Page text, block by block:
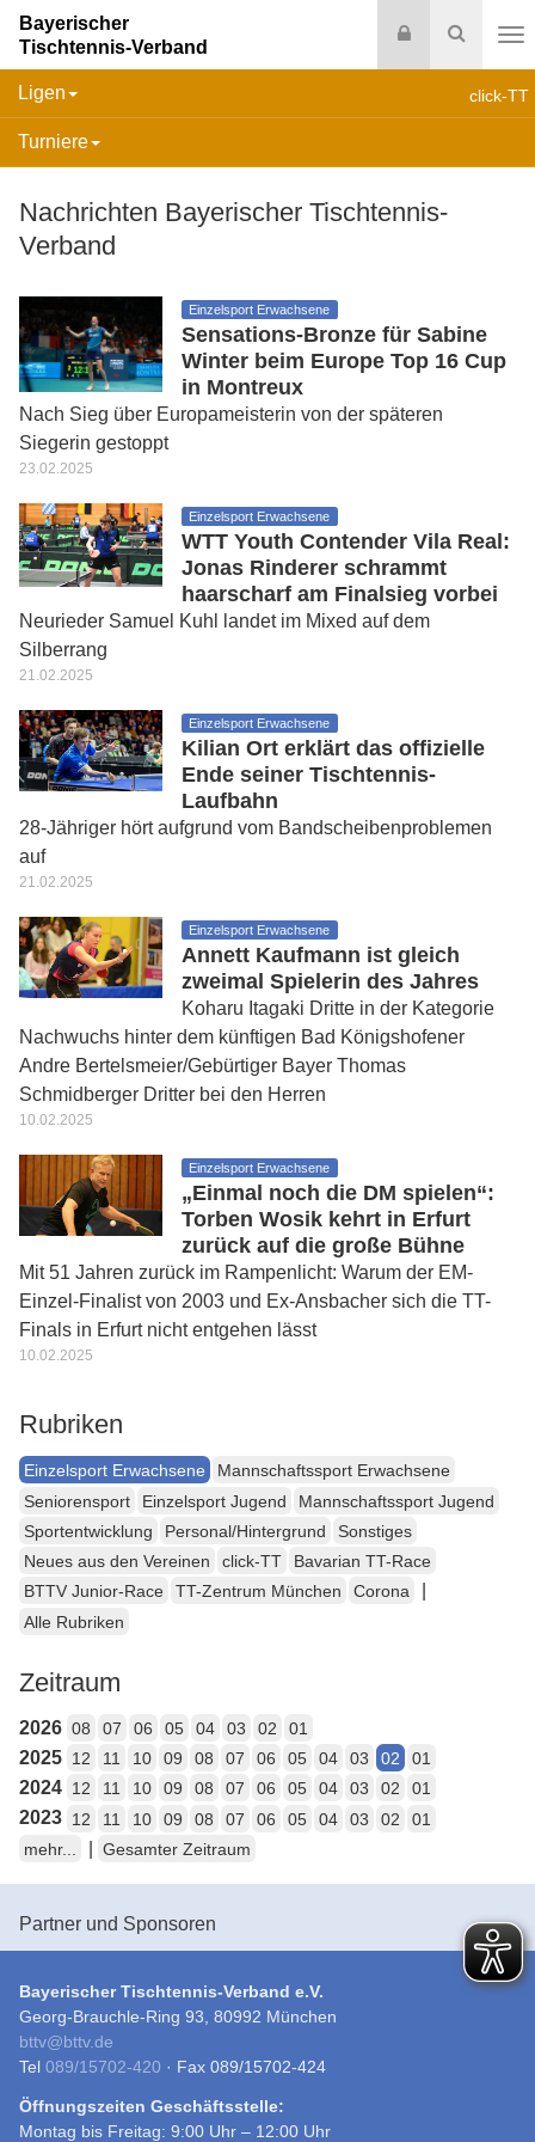
Suche
Login
Bayerischer
Tischtennis-Verband
click-TT
Ligen
Turniere
Nachrichten Bayerischer Tischtennis-
Verband
Einzelsport Erwachsene
Sensations-Bronze für Sabine
Winter beim Europe Top 16 Cup
in Montreux
Nach Sieg über Europameisterin von der späteren
Siegerin gestoppt
23.02.2025
Einzelsport Erwachsene
WTT Youth Contender Vila Real:
Jonas Rinderer schrammt
haarscharf am Finalsieg vorbei
Neurieder Samuel Kuhl landet im Mixed auf dem
Silberrang
21.02.2025
Einzelsport Erwachsene
Kilian Ort erklärt das offizielle
Ende seiner Tischtennis-
Laufbahn
28-Jähriger hört aufgrund vom Bandscheibenproblemen
auf
21.02.2025
Einzelsport Erwachsene
Annett Kaufmann ist gleich
zweimal Spielerin des Jahres
Koharu Itagaki Dritte in der Kategorie
Nachwuchs hinter dem künftigen Bad Königshofener
Andre Bertelsmeier/Gebürtiger Bayer Thomas
Schmidberger Dritter bei den Herren
10.02.2025
Einzelsport Erwachsene
„Einmal noch die DM spielen“:
Torben Wosik kehrt in Erfurt
zurück auf die große Bühne
Mit 51 Jahren zurück im Rampenlicht: Warum der EM-
Einzel-Finalist von 2003 und Ex-Ansbacher sich die TT-
Finals in Erfurt nicht entgehen lässt
10.02.2025
Rubriken
Einzelsport Erwachsene
Mannschaftssport Erwachsene
Seniorensport
Einzelsport Jugend
Mannschaftssport Jugend
Sportentwicklung
Personal/Hintergrund
Sonstiges
Neues aus den Vereinen
click-TT
Bavarian TT-Race
BTTV Junior-Race
TT-Zentrum München Corona
Alle Rubriken
Zeitraum
2026 08 07 06 05 04 03 02 01
2025 12 11 10 09 08 07 06 05 04 03 02 01
2024 12 11 10 09 08 07 06 05 04 03 02 01
2023 12 11 10 09 08 07 06 05 04 03 02
01
mehr...
Gesamter Zeitraum
Partner und Sponsoren
Bayerischer Tischtennis-Verband e.V.
Georg-Brauchle-Ring 93, 80992 München
bttv@bttv.de
Tel 089/15702-420 · Fax 089/15702-424
Öffnungszeiten Geschäftsstelle:
Montag bis Freitag: 9:00 Uhr – 12:00 Uhr